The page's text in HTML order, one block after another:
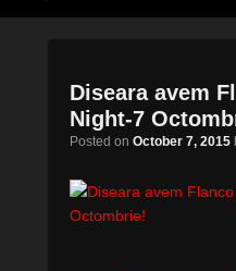
Diseara avem
Night-7
Posted on October 7, 2015